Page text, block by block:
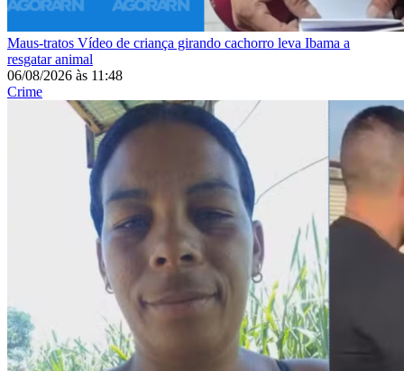
Maus-tratos Vídeo de criança girando cachorro leva Ibama a
resgatar animal
06/08/2026 às 11:48
Crime